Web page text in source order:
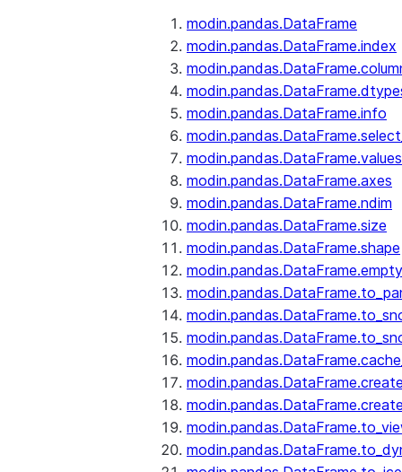
modin.pandas.DataFrame
modin.pandas.DataFrame.index
modin.pandas.DataFrame.info
modin.pandas.DataFrame.values
modin.pandas.DataFrame.axes
modin.pandas.DataFrame.ndim
modin.pandas.DataFrame.size
modin.pandas.DataFrame.shape
modin.pandas.DataFrame.empty